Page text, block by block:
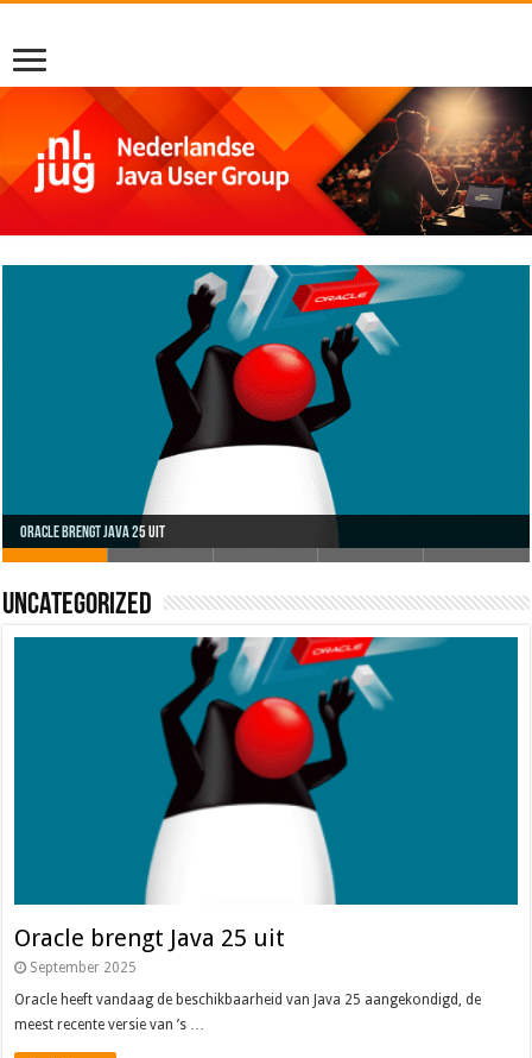
Nieuwe community manager Simon!
Uncategorized
Oracle brengt Java 25 uit
September 2025
Oracle heeft vandaag de beschikbaarheid van Java 25 aangekondigd, de
meest recente versie van ’s …